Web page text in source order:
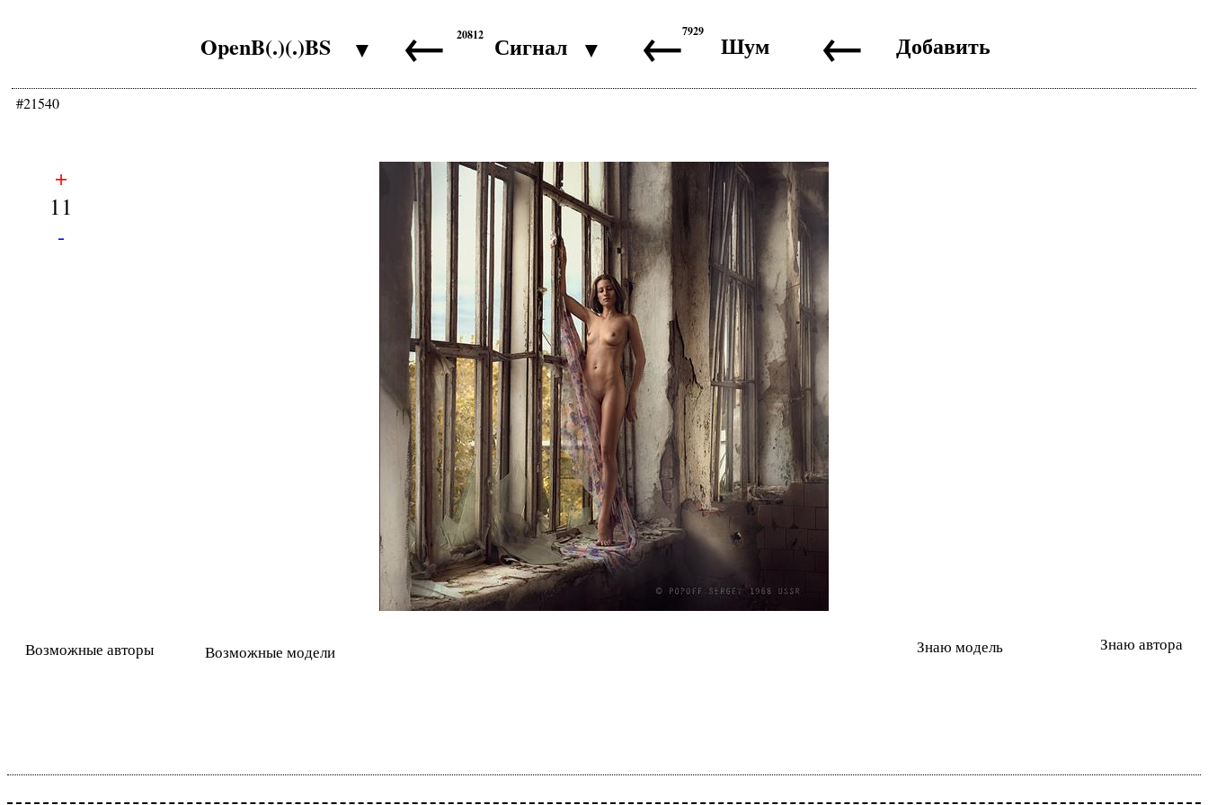
OpenB(.)(.)BS ▼ ← Сигнал
20812 ▼ ← Шум
7929 ← Добавить
#21540
+
11
-
Знаю автора
Знаю модель
Возможные авторы Возможные модели